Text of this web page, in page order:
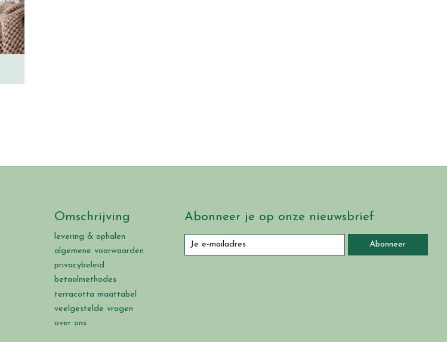
Omschrijving
levering & ophalen
algemene voorwaarden
privacybeleid
betaalmethodes
terracotta maattabel
veelgestelde vragen
over ons
Abonneer je op onze nieuwsbrief
Abonneer